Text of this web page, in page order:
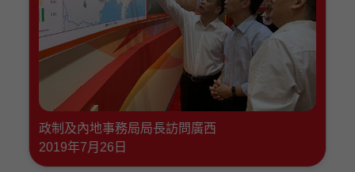
政制及內地事務局局長訪問廣西
2019年7月26日